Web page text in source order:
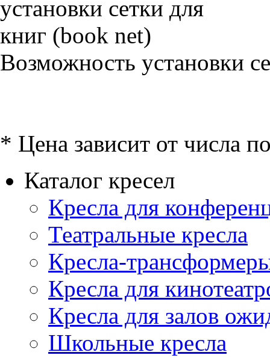
Возможность установки
* Цена зависит от числа
Каталог кресел
Кресла для
Театральные кресла
Кресла-
Кресла для
Кресла для залов
Школьные кресла